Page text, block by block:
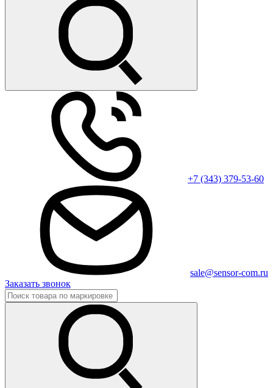
+7 (343) 379-53-60
sale@sensor-com.ru
Заказать звонок